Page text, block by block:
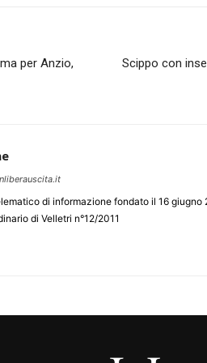
per Anzio,
Scippo con
di informazione fondato il 16 giugno
di Velletri n°12/2011